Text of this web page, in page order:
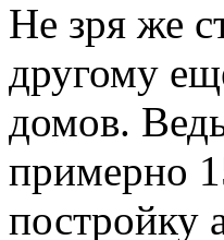
Не зря же
другому
домов.
примерно
постройку